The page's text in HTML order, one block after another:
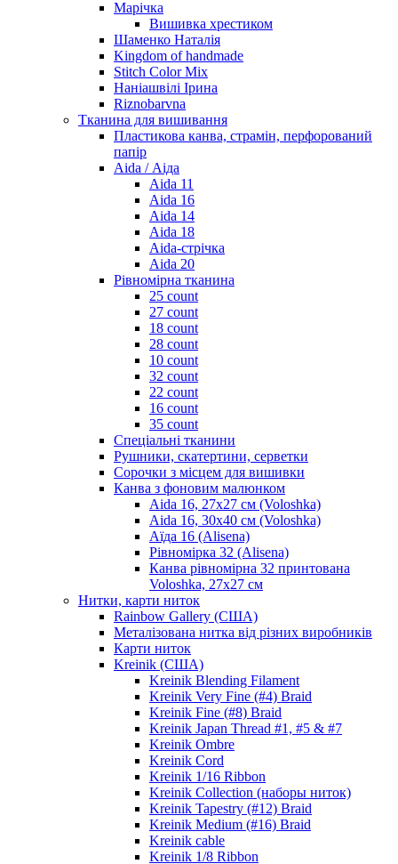
Марічка
Вишивка хрестиком
Шаменко Наталія
Kingdom of handmade
Stitch Color Mix
Наніашвілі Ірина
Riznobarvna
Тканина для вишивання
Пластикова канва, страмін, перфорований
папір
Aida / Аіда
Aida 11
Aida 16
Aida 14
Aida 18
Aida-стрічка
Aida 20
Рівномірна тканина
25 count
27 count
18 count
28 count
10 count
32 count
22 count
16 count
35 count
Спеціальні тканини
Рушники, скатертини, серветки
Сорочки з місцем для вишивки
Канва з фоновим малюнком
Aida 16, 27х27 см (Voloshka)
Aida 16, 30х40 см (Voloshka)
Аїда 16 (Alisena)
Рівномірка 32 (Alisena)
Канва рівномірна 32 принтована
Voloshka, 27х27 см
Нитки, карти ниток
Rainbow Gallery (США)
Металізована нитка від різних виробників
Карти ниток
Kreinik (США)
Kreinik Blending Filament
Kreinik Very Fine (#4) Braid
Kreinik Fine (#8) Braid
Kreinik Japan Thread #1, #5 & #7
Kreinik Ombre
Kreinik Cord
Kreinik 1/16 Ribbon
Kreinik Collection (наборы ниток)
Kreinik Tapestry (#12) Braid
Kreinik Medium (#16) Braid
Kreinik cable
Kreinik 1/8 Ribbon